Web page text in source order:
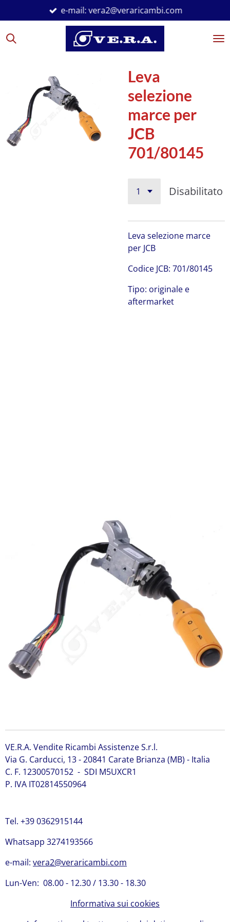
al
contenuto
e-mail: vera2@veraricambi.com
Leva
selezione
marce per
JCB
701/80145
Disabilitato
Leva selezione marce
per JCB
Codice JCB: 701/80145
Tipo: originale e
aftermarket
VE.R.A. Vendite Ricambi Assistenze S.r.l.
Via G. Carducci, 13 - 20841 Carate Brianza (MB) - Italia
C. F. 12300570152 - SDI M5UXCR1
P. IVA IT02814550964
Tel. +39 0362915144
Whatsapp 3274193566
e-mail: vera2@veraricambi.com
Lun-Ven: 08.00 - 12.30 / 13.30 - 18.30
Informativa sui cookies